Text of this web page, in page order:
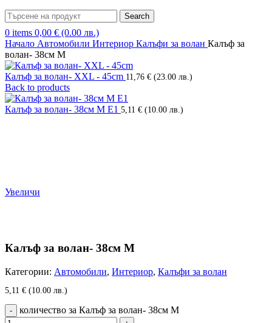
Search
0 items 0,00 € (0.00 лв.)
Начало Автомобили Интериор Калъфи за волан Калъф за
волан- 38см М
Калъф за волан- XXL - 45cm 11,76 € (23.00 лв.)
Back to products
Калъф за волан- 38см М Е1 5,11 € (10.00 лв.)
Увеличи
Калъф за волан- 38см М
Категории: Автомобили, Интериор, Калъфи за волан
5,11 € (10.00 лв.)
количество за Калъф за волан- 38см М